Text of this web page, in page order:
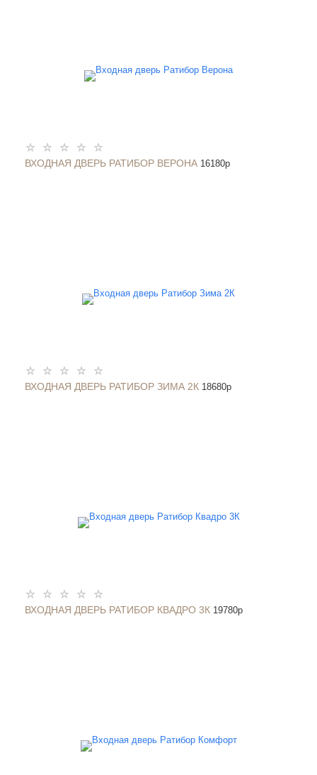
ВХОДНАЯ ДВЕРЬ РАТИБОР ВЕРОНА 16180p
ВХОДНАЯ ДВЕРЬ РАТИБОР ЗИМА 2К 18680p
ВХОДНАЯ ДВЕРЬ РАТИБОР КВАДРО 3К 19780p